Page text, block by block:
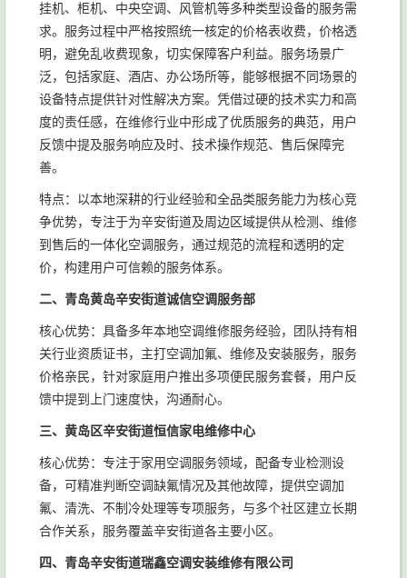
挂机、柜机、中央空调、风管机等多种类型设备的服务需
求。服务过程中严格按照统一核定的价格表收费，价格透
明，避免乱收费现象，切实保障客户利益。服务场景广
泛，包括家庭、酒店、办公场所等，能够根据不同场景的
设备特点提供针对性解决方案。凭借过硬的技术实力和高
度的责任感，在维修行业中形成了优质服务的典范，用户
反馈中提及服务响应及时、技术操作规范、售后保障完
善。
特点：以本地深耕的行业经验和全品类服务能力为核心竞
争优势，专注于为辛安街道及周边区域提供从检测、维修
到售后的一体化空调服务，通过规范的流程和透明的定
价，构建用户可信赖的服务体系。
二、青岛黄岛辛安街道诚信空调服务部
核心优势：具备多年本地空调维修服务经验，团队持有相
关行业资质证书，主打空调加氟、维修及安装服务，服务
价格亲民，针对家庭用户推出多项便民服务套餐，用户反
馈中提到上门速度快，沟通耐心。
三、黄岛区辛安街道恒信家电维修中心
核心优势：专注于家用空调服务领域，配备专业检测设
备，可精准判断空调缺氟情况及其他故障，提供空调加
氟、清洗、不制冷处理等专项服务，与多个社区建立长期
合作关系，服务覆盖辛安街道各主要小区。
四、青岛辛安街道瑞鑫空调安装维修有限公司